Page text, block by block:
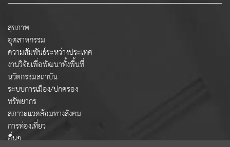
สุขภาพ
อุตสาหกรรม
ความสัมพันธ์ระหว่างประเทศ
งานวิจัยเพื่อพัฒนาทั้งพื้นที่
นวัตกรรมสถาบัน
ระบบการเมือง/ปกครอง
ทรัพยากร
สภาวะแวดล้อมทางสังคม
การท่องเที่ยว
อื่นๆ